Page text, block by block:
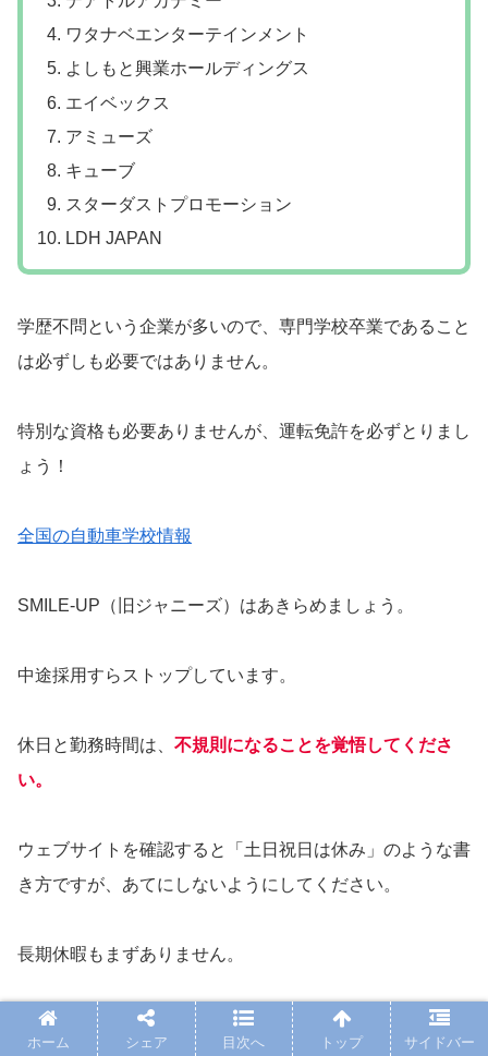
ワタナベエンターテインメント
よしもと興業ホールディングス
エイベックス
アミューズ
キューブ
スターダストプロモーション
LDH JAPAN
学歴不問という企業が多いので、専門学校卒業であること
は必ずしも必要ではありません。
特別な資格も必要ありませんが、運転免許を必ずとりまし
ょう！
全国の自動車学校情報
SMILE-UP（旧ジャニーズ）はあきらめましょう。
中途採用すらストップしています。
休日と勤務時間は、 不規則になることを覚悟してくださ
い。
ウェブサイトを確認すると「土日祝日は休み」のような書
き方ですが、あてにしないようにしてください。
長期休暇もまずありません。
１日の基準は８時間ですが、絶対に残業はありますし、休
ホーム シェア 目次へ トップ サイドバー